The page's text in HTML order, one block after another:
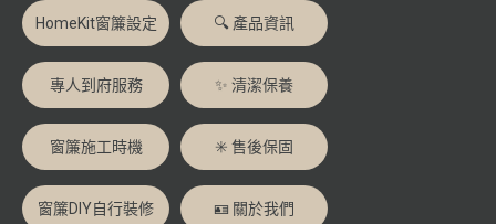
HomeKit窗簾設定 🔍 產品資訊
專人到府服務 ✨ 清潔保養
窗簾施工時機 ✳️ 售後保固
窗簾DIY自行裝修 🪪 關於我們